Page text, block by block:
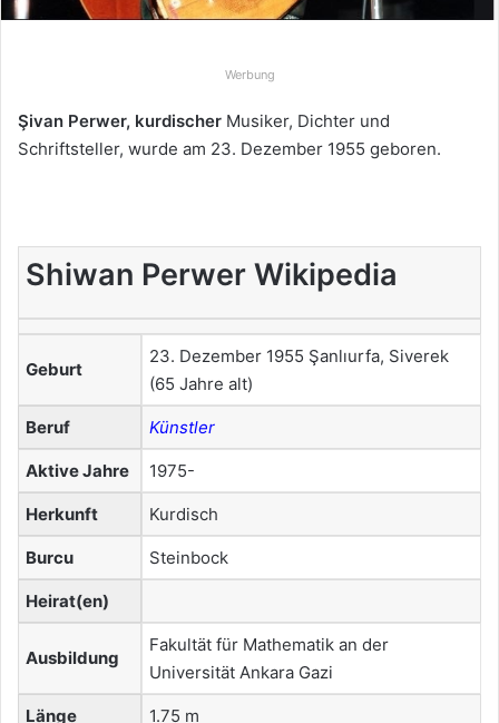
-
l
Werbung
Şivan Perwer, kurdischer Musiker, Dichter und
Schriftsteller, wurde am 23. Dezember 1955 geboren.
Shiwan Perwer Wikipedia
Geburt
23. Dezember 1955 Şanlıurfa, Siverek
(65 Jahre alt)
Beruf Künstler
Aktive Jahre 1975-
Herkunft Kurdisch
Burcu Steinbock
Heirat(en)
Ausbildung
Fakultät für Mathematik an der
Universität Ankara Gazi
Länge 1.75 m